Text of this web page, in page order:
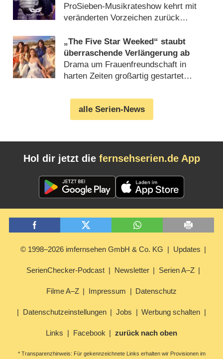
Sendeplatz und viel früher als
zuletzt
ProSieben-Musikrateshow kehrt mit
veränderten Vorzeichen zurück
„The Five Star Weeked“ staubt
überraschende Verlängerung ab
Drama um Frauenfreundschaft in
harten Zeiten großartig gestartet
alle Serien-News
Hol dir jetzt die fernsehserien.de App
© 1998–2026 imfernsehen GmbH & Co. KG Updates
SerienChecker-Podcast Newsletter Serien A–Z
Filme A–Z Impressum Datenschutz
Datenschutzeinstellungen Jobs Werbung schalten
Links Facebook zurück nach oben
* Transparenzhinweis: Für gekennzeichnete Links erhalten wir Provisionen im